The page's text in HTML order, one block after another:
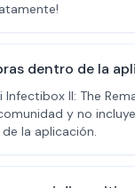
dentro de la
Infectibox II: The
y no
la aplicación.